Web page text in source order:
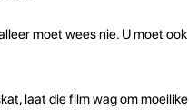
moet wees nie. U moet ook
laat die film wag om moeilike